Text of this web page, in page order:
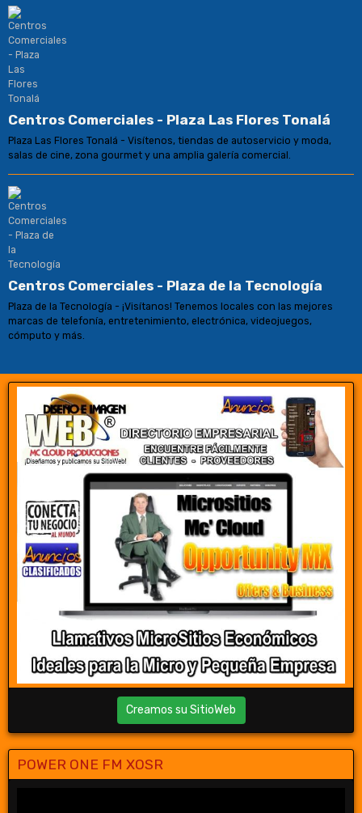
Centros Comerciales - Plaza Las Flores Tonalá
Plaza Las Flores Tonalá - Visítenos, tiendas de autoservicio y moda,
salas de cine, zona gourmet y una amplia galería comercial.
Centros Comerciales - Plaza de la Tecnología
Plaza de la Tecnología - ¡Visítanos! Tenemos locales con las mejores
marcas de telefonía, entretenimiento, electrónica, videojuegos,
cómputo y más.
Creamos su SitioWeb
POWER ONE FM XOSR